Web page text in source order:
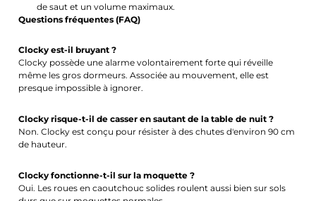
de saut et un volume maximaux.
Questions fréquentes (FAQ)
Clocky est-il bruyant ?
Clocky possède une alarme volontairement forte qui réveille
même les gros dormeurs. Associée au mouvement, elle est
presque impossible à ignorer.
Clocky risque-t-il de casser en sautant de la table de nuit ?
Non. Clocky est conçu pour résister à des chutes d'environ 90 cm
de hauteur.
Clocky fonctionne-t-il sur la moquette ?
Oui. Les roues en caoutchouc solides roulent aussi bien sur sols